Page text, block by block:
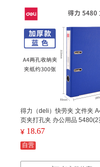
得力（deli）快劳夹 文件夹
页夹打孔夹 办公用品 5480(2
mm) 蓝色 单个装 （单位：个
¥ 18.67
自营